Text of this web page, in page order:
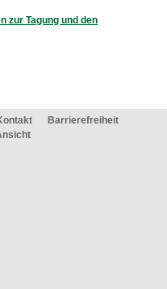
zur Tagung und den
Barrierefreiheit